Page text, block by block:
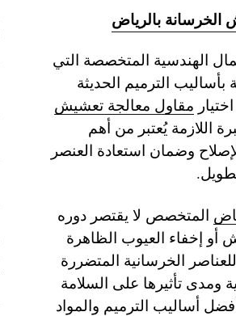
الخرسانة بالرياض
الهندسية المتخصصة التي
الترميم الحديثة
مقاول معالجة تعشيش
اللازمة يُعتبر من أهم
وضمان استعادة العنصر
المتخصص لا يقتصر دوره
إخفاء العيوب الظاهرة
الخرسانية المتضررة
ومدى تأثيرها على السلامة
أساليب الترميم والمواد